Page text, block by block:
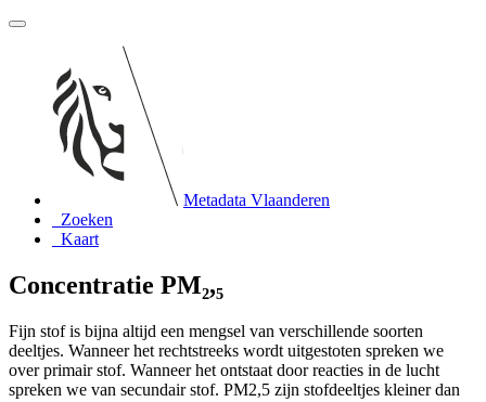
Metadata Vlaanderen
Zoeken
Kaart
Concentratie PM₂,₅
Fijn stof is bijna altijd een mengsel van verschillende soorten
deeltjes. Wanneer het rechtstreeks wordt uitgestoten spreken we
over primair stof. Wanneer het ontstaat door reacties in de lucht
spreken we van secundair stof. PM2,5 zijn stofdeeltjes kleiner dan